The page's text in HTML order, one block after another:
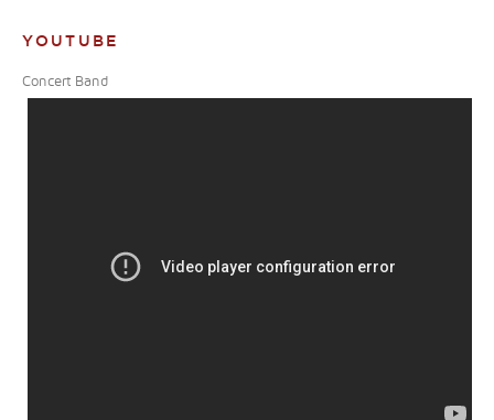
YOUTUBE
Concert Band